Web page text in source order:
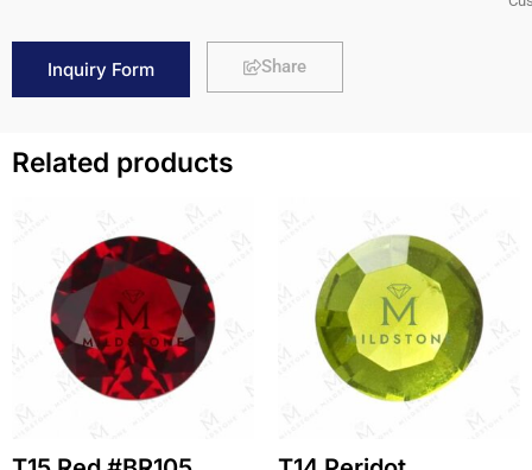
Inquiry Form Share
Related products